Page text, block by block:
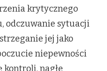
krytycznego
odczuwanie sytuacji
jej jako
niepewności
kontroli, nagłe